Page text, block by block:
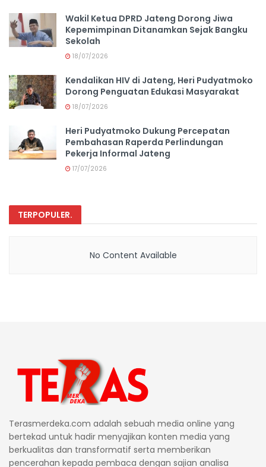
Wakil Ketua DPRD Jateng Dorong Jiwa
Kepemimpinan Ditanamkan Sejak Bangku
Sekolah
18/07/2026
Kendalikan HIV di Jateng, Heri Pudyatmoko
Dorong Penguatan Edukasi Masyarakat
18/07/2026
Heri Pudyatmoko Dukung Percepatan
Pembahasan Raperda Perlindungan
Pekerja Informal Jateng
17/07/2026
TERPOPULER.
No Content Available
Terasmerdeka.com adalah sebuah media online yang
bertekad untuk hadir menyajikan konten media yang
berkualitas dan transformatif serta memberikan
pencerahan kepada pembaca dengan sajian analisa